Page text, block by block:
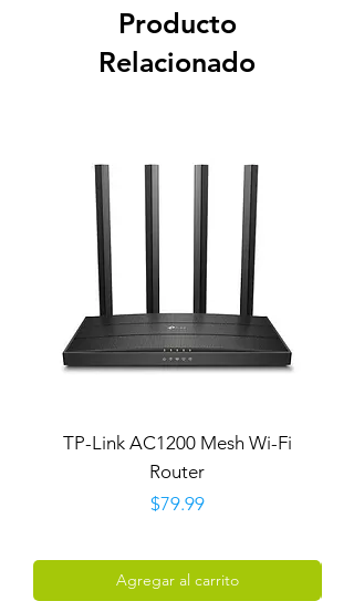
Producto
Relacionado
TP-Link AC1200 Mesh Wi-Fi
Router
Precio
$79.99
Agregar al carrito